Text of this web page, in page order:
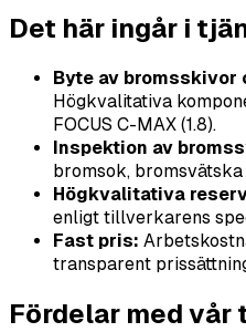
Det här ingår i
Byte av bromsskivor
Högkvalitativa
FOCUS C-MAX (1.8).
Inspektion av
bromsok,
Högkvalitativa
enligt tillverkarens
Fast pris:
transparent
Fördelar med vår